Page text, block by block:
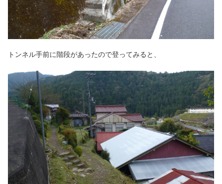
トンネル手前に階段があったので登ってみると、